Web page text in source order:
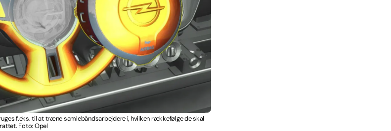
f.eks. til at træne samlebåndsarbejdere i, hvilken rækkefølge de skal
Foto: Opel